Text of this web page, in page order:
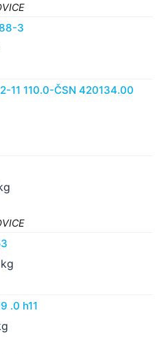
3
11 110.0-ČSN 420134.00
.0 h11